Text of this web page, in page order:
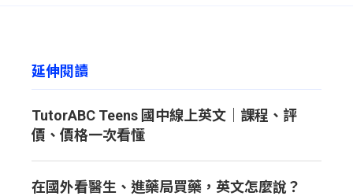
延伸閱讀
TutorABC Teens 國中線上英文｜課程、評
價、價格一次看懂
在國外看醫生、進藥局買藥，英文怎麼說？